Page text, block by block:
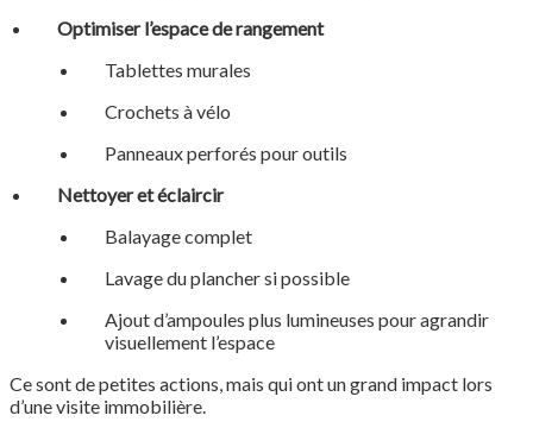
Optimiser l’espace de rangement
Tablettes murales
Crochets à vélo
Panneaux perforés pour outils
Nettoyer et éclaircir
Balayage complet
Lavage du plancher si possible
Ajout d’ampoules plus lumineuses pour agrandir
visuellement l’espace
Ce sont de petites actions, mais qui ont un grand impact lors
d’une visite immobilière.